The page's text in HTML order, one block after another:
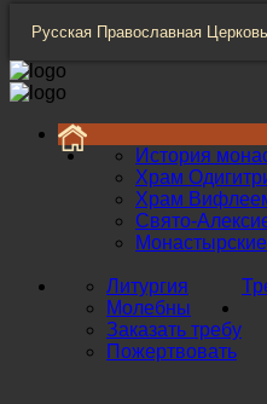
Русская Православная Церковь
История
Храм
Храм
Свято-
Литургия
Молебны
Заказать требу
Пожертвовать